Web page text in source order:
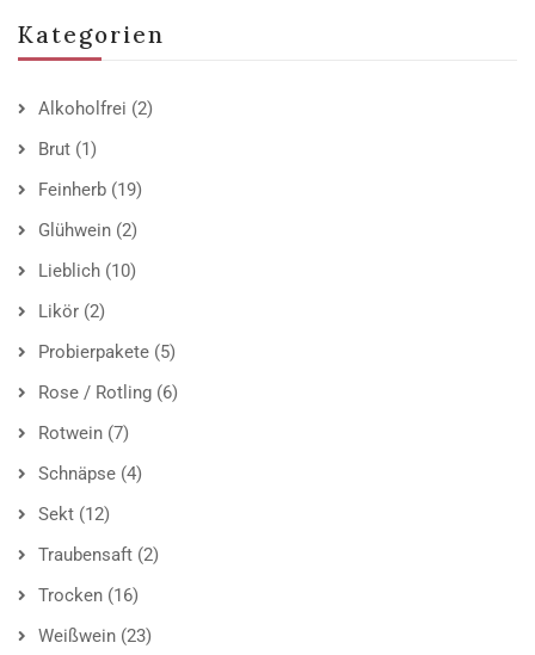
Kategorien
Alkoholfrei (2)
Brut (1)
Feinherb (19)
Glühwein (2)
Lieblich (10)
Likör (2)
Probierpakete (5)
Rose / Rotling (6)
Rotwein (7)
Schnäpse (4)
Sekt (12)
Traubensaft (2)
Trocken (16)
Weißwein (23)